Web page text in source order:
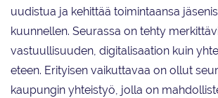
uudistua ja kehittää toimintaansa
kuunnellen. Seurassa on tehty
vastuullisuuden, digitalisaation kuin
eteen. Erityisen vaikuttavaa on ollut
kaupungin yhteistyö, jolla on